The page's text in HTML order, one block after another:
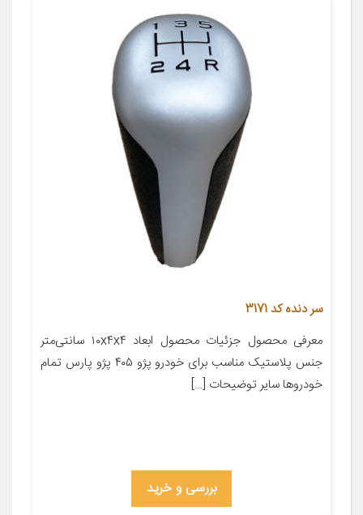
سر دنده کد 3171
معرفی محصول جزئیات محصول ابعاد ۱۰x۴x۴ سانتی‌متر
جنس پلاستیک مناسب برای خودرو پژو ۴۰۵ پژو پارس تمام
خودروها سایر توضیحات […]
بررسی و خرید